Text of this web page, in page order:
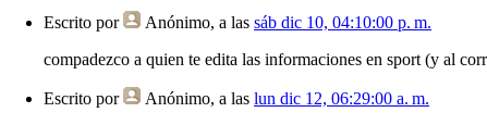
Escrito por Anónimo, a las sáb dic 10, 04:10:00 p. m.
compadezco a quien te edita las informaciones en sport (y al
Escrito por Anónimo, a las lun dic 12, 06:29:00 a. m.